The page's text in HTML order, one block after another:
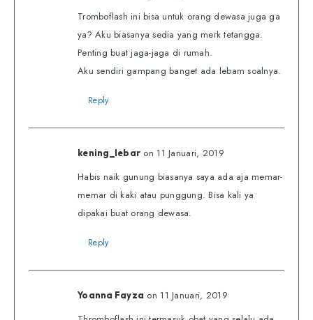
Tromboflash ini bisa untuk orang dewasa juga ga
ya? Aku biasanya sedia yang merk tetangga.
Penting buat jaga-jaga di rumah.
Aku sendiri gampang banget ada lebam soalnya.
Reply
kening_lebar on 11 Januari, 2019
Habis naik gunung biasanya saya ada aja memar-
memar di kaki atau punggung. Bisa kali ya
dipakai buat orang dewasa.
Reply
Yoanna Fayza on 11 Januari, 2019